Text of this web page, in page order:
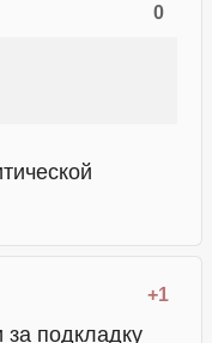
0
+1
подкладку